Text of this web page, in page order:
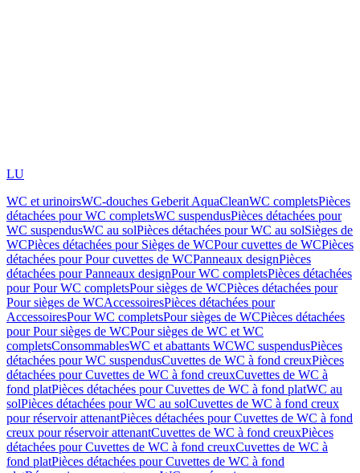
LU
WC et urinoirsWC-douches Geberit AquaCleanWC completsPièces
détachées pour WC completsWC suspendusPièces détachées pour
WC suspendusWC au solPièces détachées pour WC au solSièges de
WCPièces détachées pour Sièges de WCPour cuvettes de WCPièces
détachées pour Pour cuvettes de WCPanneaux designPièces
détachées pour Panneaux designPour WC completsPièces détachées
pour Pour WC completsPour sièges de WCPièces détachées pour
Pour sièges de WCAccessoiresPièces détachées pour
AccessoiresPour WC completsPour sièges de WCPièces détachées
pour Pour sièges de WCPour sièges de WC et WC
completsConsommablesWC et abattants WCWC suspendusPièces
détachées pour WC suspendusCuvettes de WC à fond creuxPièces
détachées pour Cuvettes de WC à fond creuxCuvettes de WC à
fond platPièces détachées pour Cuvettes de WC à fond platWC au
solPièces détachées pour WC au solCuvettes de WC à fond creux
pour réservoir attenantPièces détachées pour Cuvettes de WC à fond
creux pour réservoir attenantCuvettes de WC à fond creuxPièces
détachées pour Cuvettes de WC à fond creuxCuvettes de WC à
fond platPièces détachées pour Cuvettes de WC à fond